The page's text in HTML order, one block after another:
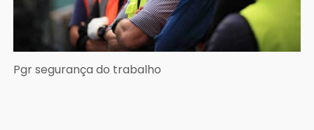
Pgr segurança do trabalho